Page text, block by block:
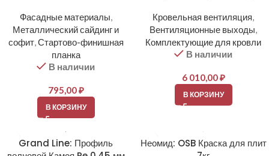
Фасадные материалы,
Металлический сайдинг и
софит,Стартово-финишная
планка
В наличии
795,00₽
В КОРЗИНУ
Кровельная вентиляция,
Вентиляционные выходы,
Комплектующие для кровли
В наличии
6 010,00₽
В КОРЗИНУ
Grand Line: Профиль
Неомид: OSB Краска для плит